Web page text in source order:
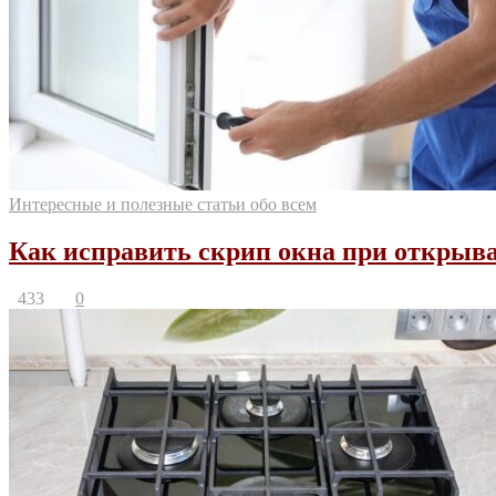
Интересные и полезные статьи обо всем
Как исправить скрип окна при
433 0